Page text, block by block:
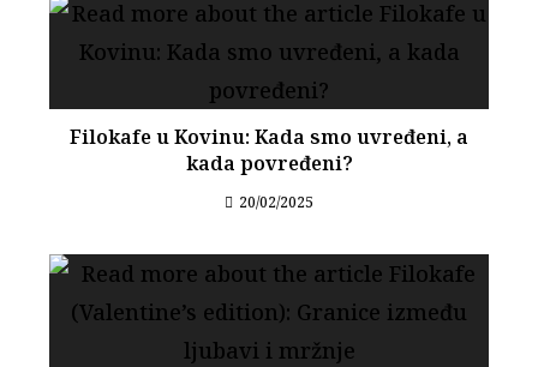
Filokafe u Kovinu: Kada smo uvređeni, a
kada povređeni?
20/02/2025